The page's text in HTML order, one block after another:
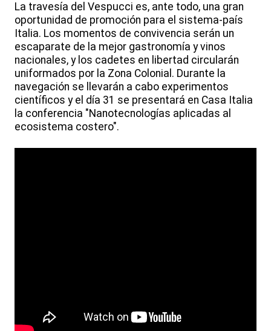
La travesía del Vespucci es, ante todo, una gran
oportunidad de promoción para el sistema-país
Italia. Los momentos de convivencia serán un
escaparate de la mejor gastronomía y vinos
nacionales, y los cadetes en libertad circularán
uniformados por la Zona Colonial. Durante la
navegación se llevarán a cabo experimentos
científicos y el día 31 se presentará en Casa Italia
la conferencia "Nanotecnologías aplicadas al
ecosistema costero".